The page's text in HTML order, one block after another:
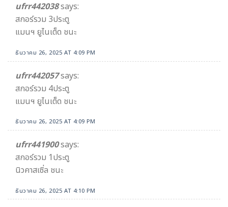
ufrr442038says:
สกอร์รวม 3ประตู
แมนฯ ยูไนเต็ด ชนะ
ธันวาคม 26, 2025 AT 4:09 PM
ufrr442057says:
สกอร์รวม 4ประตู
แมนฯ ยูไนเต็ด ชนะ
ธันวาคม 26, 2025 AT 4:09 PM
ufrr441900says:
สกอร์รวม 1ประตู
นิวคาสเซิ่ล ชนะ
ธันวาคม 26, 2025 AT 4:10 PM